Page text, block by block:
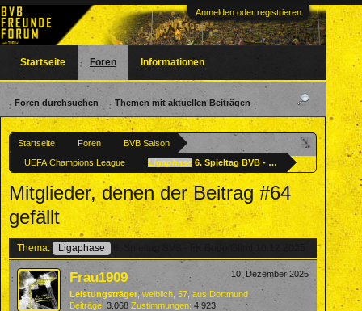
Anmelden oder registrieren
Startseite Foren
BVB Saison
UEFA Champions League
Ligaphase 6. Spieltag BVB - FK Bodö/Glimt
Mitglieder, denen der Beitrag #64
gefällt
Thema: Ligaphase
10. Dezember 2025
Frau1909
Leistungsträger, weiblich, 57, aus Dortmund
Beiträge: 3.068 Zustimmungen: 4.923
Startseite Foren
Foren durchsuchen Themen mit aktuellen Beiträgen
Informationen